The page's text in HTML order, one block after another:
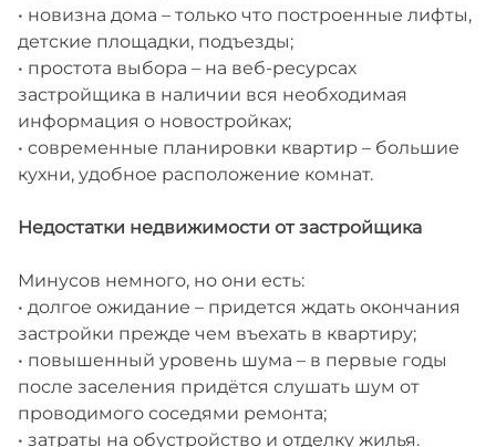
• новизна дома – только что построенные лифты,
детские площадки, подъезды;
• простота выбора – на веб-ресурсах
застройщика в наличии вся необходимая
информация о новостройках;
• современные планировки квартир – большие
кухни, удобное расположение комнат.
Недостатки недвижимости от застройщика
Минусов немного, но они есть:
• долгое ожидание – придется ждать окончания
застройки прежде чем въехать в квартиру;
• повышенный уровень шума – в первые годы
после заселения придётся слушать шум от
проводимого соседями ремонта;
• затраты на обустройство и отделку жилья.